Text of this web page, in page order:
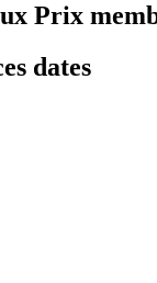
Prix
dates